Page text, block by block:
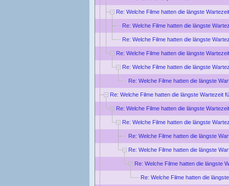
Re: Welche Filme hatten die längste
Re: Welche Filme hatten die längste
Re: Welche Filme hatten die längste
Re: Welche Filme hatten die längste
Re: Welche Filme hatten die längste
Re: Welche Filme hatten die längste
Re: Welche Filme hatten die längste Wartezeit
Re: Welche Filme hatten die längste
Re: Welche Filme hatten die längste
Re: Welche Filme hatten die längste
Re: Welche Filme hatten die längste
Re: Welche Filme hatten die längste
Re: Welche Filme hatten die